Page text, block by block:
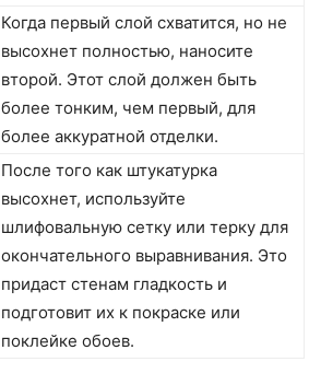
Когда первый слой схватится, но не
высохнет полностью, наносите
второй. Этот слой должен быть
более тонким, чем первый, для
более аккуратной отделки.
После того как штукатурка
высохнет, используйте
шлифовальную сетку или терку для
окончательного выравнивания. Это
придаст стенам гладкость и
подготовит их к покраске или
поклейке обоев.